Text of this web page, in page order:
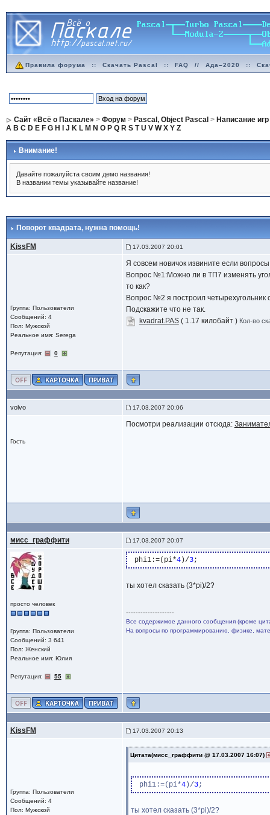
Правила форума :: Скачать Pascal :: FAQ // Ада–2020 ::
Сайт «Всё о Паскале» > Форум > Pascal, Object Pascal > Написание игр
A B C D E F G H J K L M N O P Q R S T U V W X Y Z
Внимание!
Давайте пожалуйста своим демо названия!
В названии темы указывайте название!
Поворот квадрата, нужна помощь!
KissFM 17.03.2007 20:01
Группа: Пользователи
Сообщений: 4
Пол: Мужской
Реальное имя: Serega
Репутация: 0
Я совсем новичок извините если
Вопрос №1:Можно ли в ТП7 изменять
то как?
Вопрос №2 я построил
Подскажите что не так.
kvadrat.PAS( 1.17 килобайт ) Кол-во
volvo 17.03.2007 20:06
Гость
Посмотри реализации отсюда:
мисс_граффити 17.03.2007 20:07
просто человек
Группа: Пользователи
Сообщений: 3 641
Пол: Женский
Реальное имя: Юлия
Репутация: 55
phi1:=(pi*4)/3
ты хотел сказать (3*pi)/2?
--------------------
Все содержимое данного сообщения (кроме
На вопросы по программированию, физике,
KissFM 17.03.2007 20:13
Группа: Пользователи
Сообщений: 4
Пол: Мужской
Цитата(мисс_граффити @ 17.03.2007 16:07)
phi1:=(pi*4)/3
ты хотел сказать (3*pi)/2?